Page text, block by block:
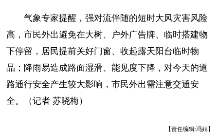
气象专家提醒，强对流伴随的短时大风灾害风险
高，市民外出避免在大树、户外广告牌、临时搭建物
下停留，居民提前关好门窗、收起露天阳台临时物
品；降雨易造成路面湿滑、能见度下降，对今天的道
路通行安全产生较大影响，市民外出需注意交通安
全。（记者 苏晓梅）
【责任编辑:冯娟】